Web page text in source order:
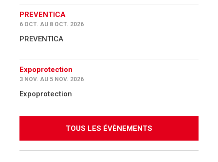
PREVENTICA
6 OCT. AU 8 OCT. 2026
PREVENTICA
Expoprotection
3 NOV. AU 5 NOV. 2026
Expoprotection
TOUS LES ÉVÈNEMENTS